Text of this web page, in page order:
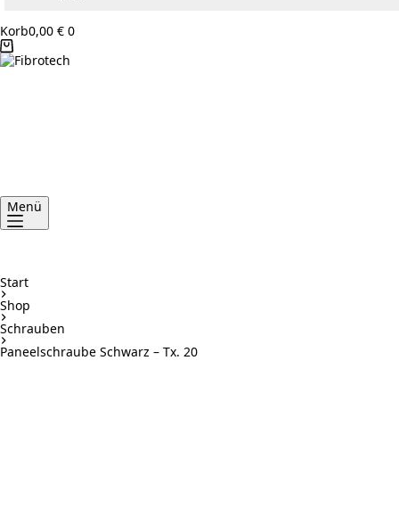
Korb0,00 € 0
Menü
Start
Shop
Schrauben
Paneelschraube Schwarz – Tx. 20